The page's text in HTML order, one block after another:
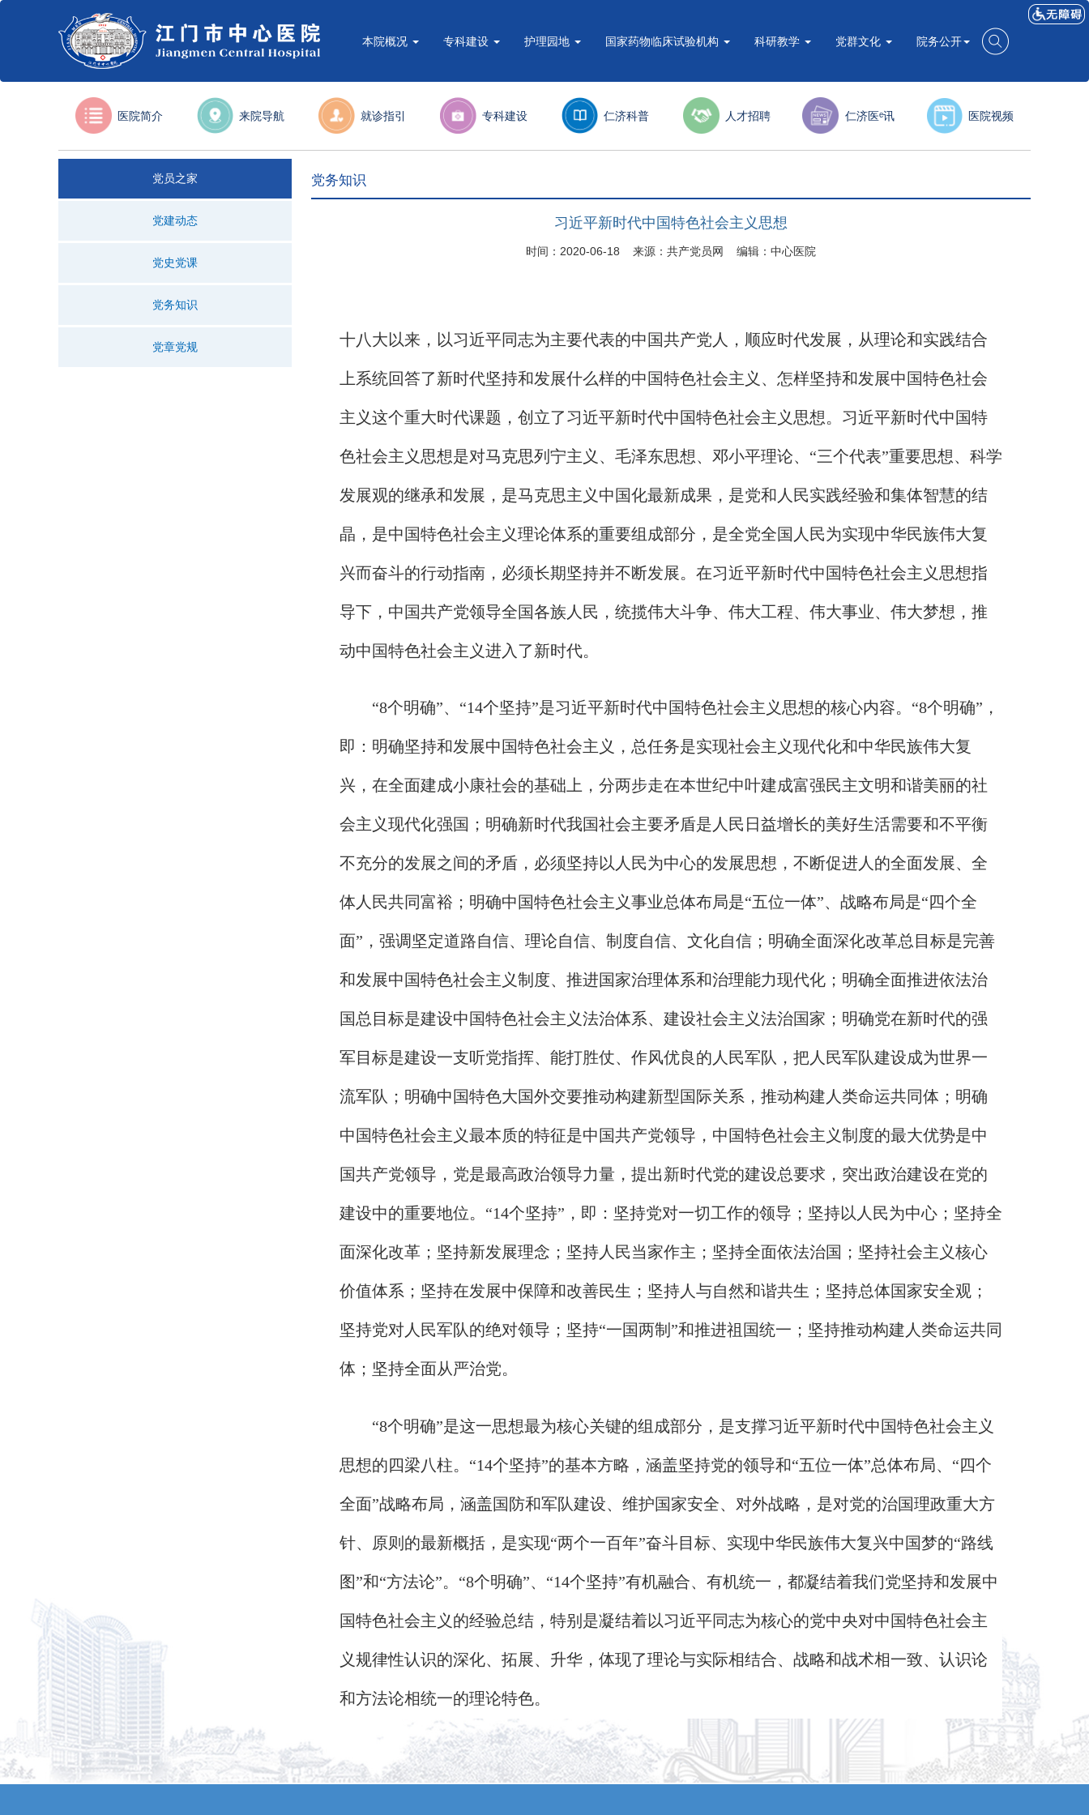
本院概况 专科建设 护理园地 国家药物临床试验机构 科研教学 党群文化 院务公开
医院简介 来院导航 就诊指引 专科建设 仁济科普 人才招聘 仁济医ᵉ讯 医院视频
党员之家
党建动态
党史党课
党务知识
党章党规
党务知识
习近平新时代中国特色社会主义思想
时间：2020-06-18 来源：共产党员网 编辑：中心医院
十八大以来，以习近平同志为主要代表的中国共产党人，顺应时代发展，从理论和实践结合
上系统回答了新时代坚持和发展什么样的中国特色社会主义、怎样坚持和发展中国特色社会
主义这个重大时代课题，创立了习近平新时代中国特色社会主义思想。习近平新时代中国特
色社会主义思想是对马克思列宁主义、毛泽东思想、邓小平理论、 “三个代表”重要思想、科学
发展观的继承和发展，是马克思主义中国化最新成果，是党和人民实践经验和集体智慧的结
晶，是中国特色社会主义理论体系的重要组成部分，是全党全国人民为实现中华民族伟大复
兴而奋斗的行动指南，必须长期坚持并不断发展。在习近平新时代中国特色社会主义思想指
导下，中国共产党领导全国各族人民，统揽伟大斗争、伟大工程、伟大事业、伟大梦想，推
动中国特色社会主义进入了新时代。
“8个明确”、“14个坚持”是习近平新时代中国特色社会主义思想的核心内容。“8个明确”，
即：明确坚持和发展中国特色社会主义，总任务是实现社会主义现代化和中华民族伟大复
兴，在全面建成小康社会的基础上，分两步走在本世纪中叶建成富强民主文明和谐美丽的社
会主义现代化强国；明确新时代我国社会主要矛盾是人民日益增长的美好生活需要和不平衡
不充分的发展之间的矛盾，必须坚持以人民为中心的发展思想，不断促进人的全面发展、全
体人民共同富裕；明确中国特色社会主义事业总体布局是“五位一体”、战略布局是“四个全
面”，强调坚定道路自信、理论自信、制度自信、文化自信；明确全面深化改革总目标是完善
和发展中国特色社会主义制度、推进国家治理体系和治理能力现代化；明确全面推进依法治
国总目标是建设中国特色社会主义法治体系、建设社会主义法治国家；明确党在新时代的强
军目标是建设一支听党指挥、能打胜仗、作风优良的人民军队，把人民军队建设成为世界一
流军队；明确中国特色大国外交要推动构建新型国际关系，推动构建人类命运共同体；明确
中国特色社会主义最本质的特征是中国共产党领导，中国特色社会主义制度的最大优势是中
国共产党领导，党是最高政治领导力量，提出新时代党的建设总要求，突出政治建设在党的
建设中的重要地位。“14个坚持”，即：坚持党对一切工作的领导；坚持以人民为中心；坚持全
面深化改革；坚持新发展理念；坚持人民当家作主；坚持全面依法治国；坚持社会主义核心
价值体系；坚持在发展中保障和改善民生；坚持人与自然和谐共生；坚持总体国家安全观；
坚持党对人民军队的绝对领导；坚持“一国两制”和推进祖国统一；坚持推动构建人类命运共同
体；坚持全面从严治党。
“8个明确”是这一思想最为核心关键的组成部分，是支撑习近平新时代中国特色社会主义
思想的四梁八柱。“14个坚持”的基本方略，涵盖坚持党的领导和“五位一体”总体布局、“四个
全面”战略布局，涵盖国防和军队建设、维护国家安全、对外战略，是对党的治国理政重大方
针、原则的最新概括，是实现“两个一百年”奋斗目标、实现中华民族伟大复兴中国梦的“路线
图”和“方法论”。“8个明确”、“14个坚持”有机融合、有机统一，都凝结着我们党坚持和发展中
国特色社会主义的经验总结，特别是凝结着以习近平同志为核心的党中央对中国特色社会主
义规律性认识的深化、拓展、升华，体现了理论与实际相结合、战略和战术相一致、认识论
和方法论相统一的理论特色。